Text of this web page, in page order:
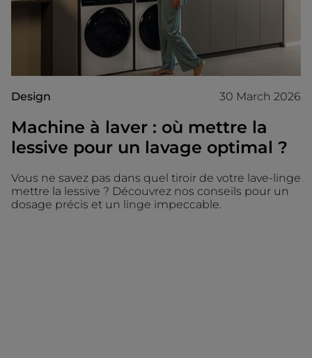
Design 30 March 2026
Machine à laver : où mettre la
lessive pour un lavage optimal ?
Vous ne savez pas dans quel tiroir de votre lave-linge
mettre la lessive ? Découvrez nos conseils pour un
dosage précis et un linge impeccable.